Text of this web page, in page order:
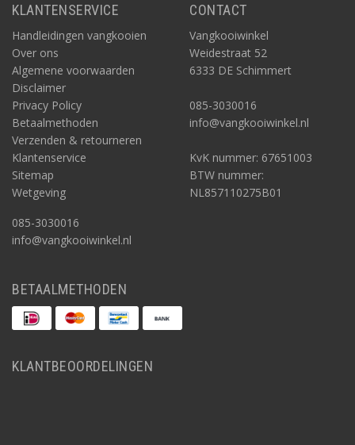
KLANTENSERVICE
Handleidingen vangkooien
Over ons
Algemene voorwaarden
Disclaimer
Privacy Policy
Betaalmethoden
Verzenden & retourneren
Klantenservice
Sitemap
Wetgeving
085-3030016
info@vangkooiwinkel.nl
CONTACT
Vangkooiwinkel
Weidestraat 52
6333 DE Schimmert
085-3030016
info@vangkooiwinkel.nl
KvK nummer: 67651003
BTW nummer:
NL857110275B01
BETAALMETHODEN
KLANTBEOORDELINGEN